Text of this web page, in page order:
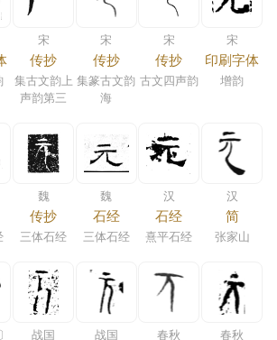
宋
传抄
集古文韵上
声韵第三
宋
传抄
集篆古文韵
海
宋
传抄
古文四声韵
宋
印刷字体
增韵
魏
传抄
三体石经
魏
石经
三体石经
汉
石经
熹平石经
汉
简
张家山
战国 战国 春秋 春秋